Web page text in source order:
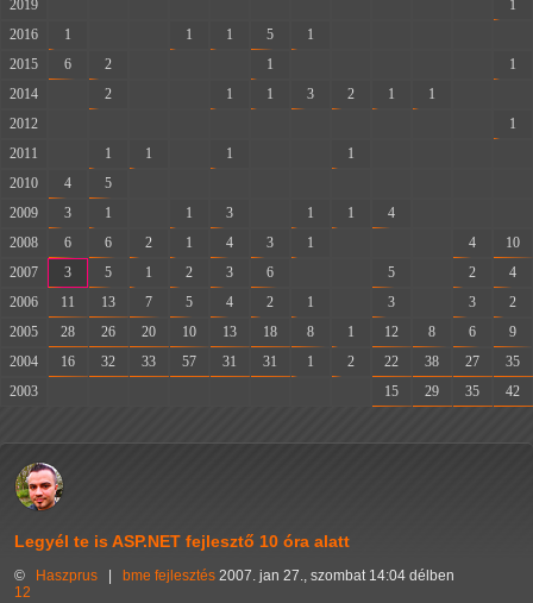
2019
1
2016
1 1 1 5 1
2015
6 2 1
1
2014
2 1 1 3 2 1 1
2012
1
2011
1 1 1 1
2010
4 5
2009
3 1 1 3 1 1 4
2008
6 6 2 1 4 3 1 4
10
2007
3 5 1 2 3 6 5 2
4
2006
11 13 7 5 4 2 1 3 3
2
2005
28 26 20 10 13 18 8 1 12 8 6
9
2004
16 32 33 57 31 31 1 2 22 38 27
35
2003
15 29 35 42
Legyél te is ASP.NET fejlesztő 10 óra alatt
© Haszprus bme fejlesztés 2007. jan 27., szombat 14:04 délben
12